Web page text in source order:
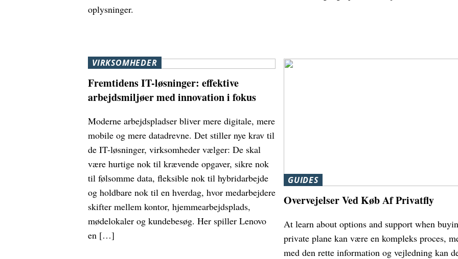
oplysninger.
VIRKSOMHEDER
Fremtidens IT-løsninger: effektive
arbejdsmiljøer med innovation i fokus
Moderne arbejdspladser bliver mere digitale, mere
mobile og mere datadrevne. Det stiller nye krav til
de IT-løsninger, virksomheder vælger: De skal
være hurtige nok til krævende opgaver, sikre nok
til følsomme data, fleksible nok til hybridarbejde
og holdbare nok til en hverdag, hvor medarbejdere
skifter mellem kontor, hjemmearbejdsplads,
mødelokaler og kundebesøg. Her spiller Lenovo
en […]
GUIDES
Overvejelser Ved Køb Af Privatfly
At learn about options and support when
private plane kan være en kompleks proces,
med den rette information og vejledning kan